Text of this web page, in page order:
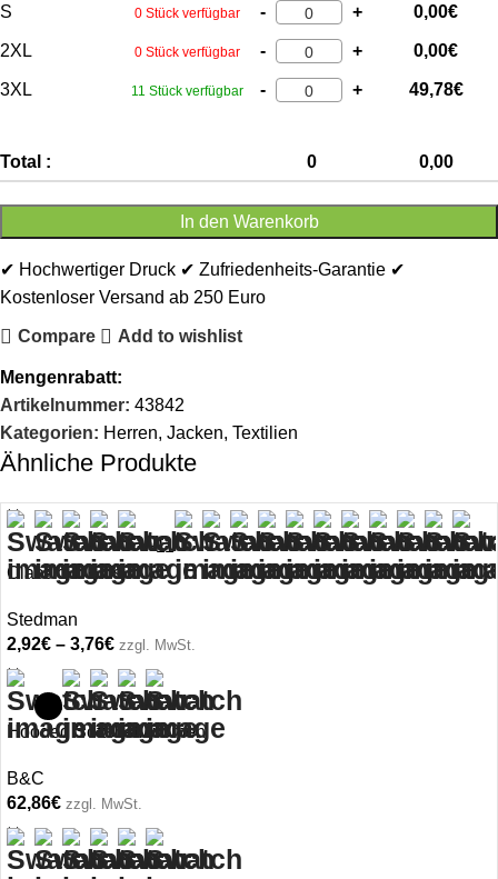
S
0 Stück verfügbar - + 0,00€
2XL 0 Stück verfügbar - + 0,00€
3XL 11 Stück verfügbar - + 49,78€
Total : 0 0,00
In den Warenkorb
✔ Hochwertiger Druck ✔ Zufriedenheits-Garantie ✔
Kostenloser Versand ab 250 Euro
Compare Add to wishlist
Mengenrabatt:
Artikelnummer: 43842
Kategorien: Herren, Jacken, Textilien
Ähnliche Produkte
+11
Classic-T Kids
Stedman
2,92€ – 3,76€ zzgl. MwSt.
Hooded Softshell/women
B&C
62,86€ zzgl. MwSt.